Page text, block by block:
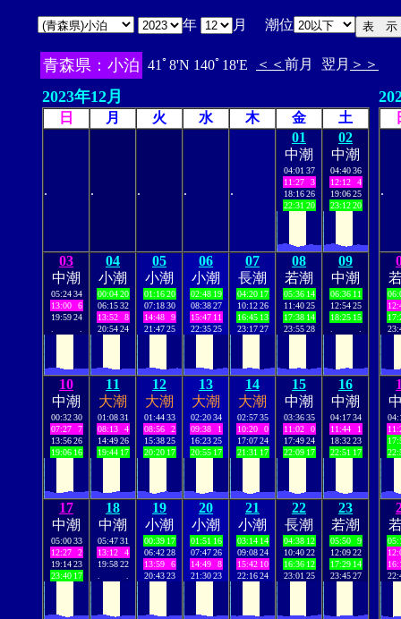
年 月 潮位
青森県：小泊 41ﾟ8'N 140ﾟ18'E ＜＜ 前月 翌月 ＞＞
2023年12月
日 月 火 水 木 金 土
. . . . .
01
中潮
04:01 37
11:27
3
18:16 26
22:31 20
02
中潮
04:40 36
12:12
4
19:06 25
23:12 20
03
中潮
05:24 34
13:00
6
19:59 24
04
小潮
00:04 20
06:15 32
13:52
8
20:54 24
05
小潮
01:16 20
07:18 30
14:48
9
21:47 25
06
小潮
02:48 19
08:38 27
15:47 11
22:35 25
07
長潮
04:20 17
10:12 26
16:45 13
23:17 27
08
若潮
05:36 14
11:40 25
17:38 14
23:55 28
09
中潮
06:36 11
12:54 25
18:25 15
10
中潮
00:32 30
07:27
7
13:56 26
19:06 16
11
大潮
01:08 31
08:13
4
14:49 26
19:44 17
12
大潮
01:44 33
08:56
2
15:38 25
20:20 17
13
大潮
02:20 34
09:38
1
16:23 25
20:55 17
14
大潮
02:57 35
10:20
0
17:07 24
21:31 17
15
中潮
03:36 35
11:02
0
17:49 24
22:09 17
16
中潮
04:17 34
11:44
1
18:32 23
22:51 17
17
中潮
05:00 33
12:27
2
19:14 23
23:40 17
18
中潮
05:47 31
13:12
4
19:58 22
19
小潮
00:39 17
06:42 28
13:59
6
20:43 23
20
小潮
01:51 16
07:47 26
14:49
8
21:30 23
21
小潮
03:14 14
09:08 24
15:42 10
22:16 24
22
長潮
04:38 12
10:40 22
16:36 12
23:01 25
23
若潮
05:50
9
12:09 22
17:29 14
23:45 27
.